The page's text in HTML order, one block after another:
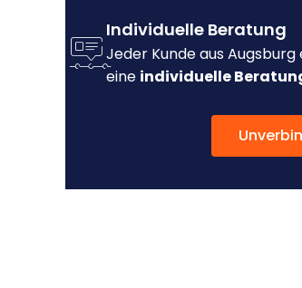
Individuelle Beratung
Jeder Kunde aus
eine individuelle